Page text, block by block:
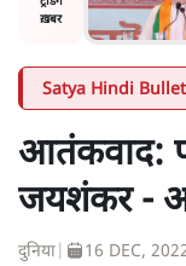
ख़बर
हैं'
Satya Hindi
आतंकवाद:
जयशंकर -
दुनिया 16 DEC,